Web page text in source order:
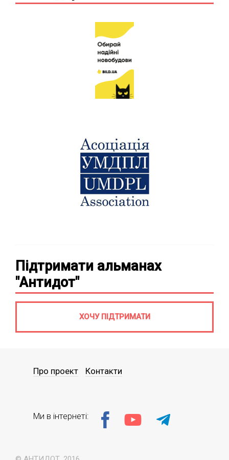
Підтримати альманах
"Антидот"
ХОЧУ ПІДТРИМАТИ
Про проект Контакти
Ми в інтернеті: